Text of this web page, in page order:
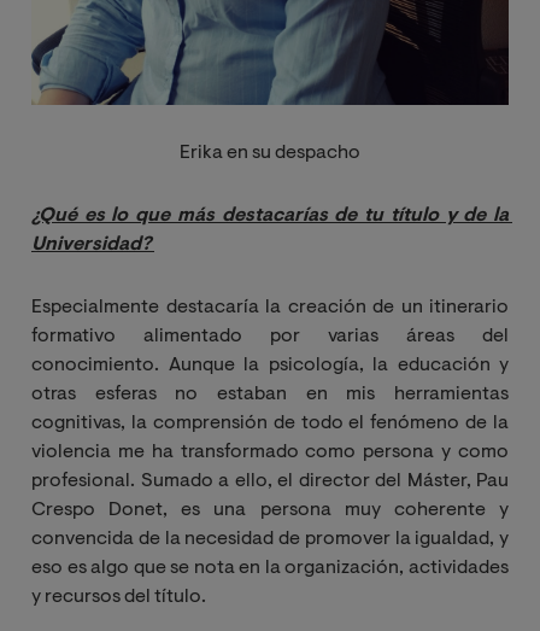
Erika en su despacho
¿Qué es lo que más destacarías de tu título y de la
Universidad?
Especialmente destacaría la creación de un itinerario
formativo alimentado por varias áreas del
conocimiento. Aunque la psicología, la educación y
otras esferas no estaban en mis herramientas
cognitivas, la comprensión de todo el fenómeno de la
violencia me ha transformado como persona y como
profesional. Sumado a ello, el director del Máster, Pau
Crespo Donet, es una persona muy coherente y
convencida de la necesidad de promover la igualdad, y
eso es algo que se nota en la organización, actividades
y recursos del título.